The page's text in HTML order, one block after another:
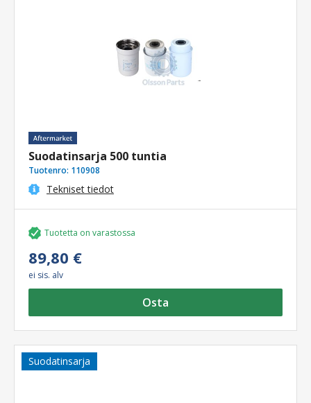
Suodatinsarja 500 tuntia
Tuotenro: 110908
Tekniset tiedot
Tuotetta on varastossa
89,80 €
ei sis. alv
Osta
Suodatinsarja